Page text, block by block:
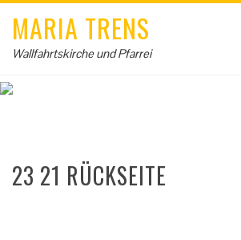
MARIA TRENS
Wallfahrtskirche und Pfarrei
23 21 RÜCKSEITE